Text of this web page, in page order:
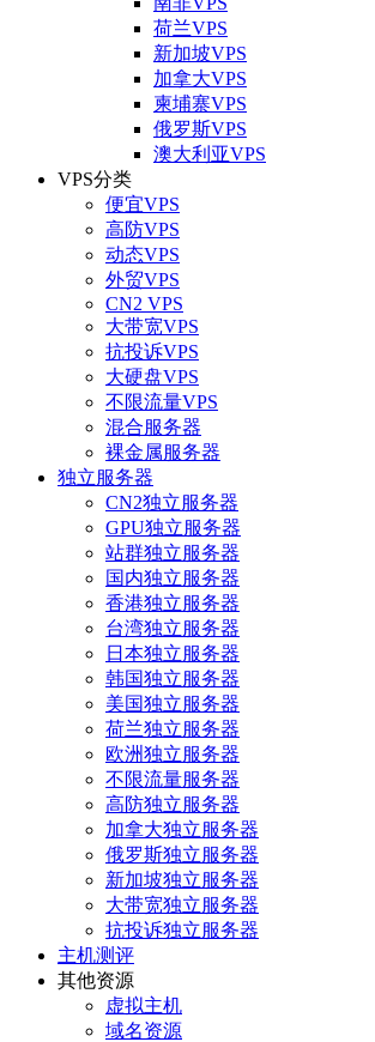
荷兰VPS
新加坡VPS
加拿大VPS
柬埔寨VPS
俄罗斯VPS
澳大利亚VPS
VPS分类
便宜VPS
高防VPS
动态VPS
外贸VPS
CN2 VPS
大带宽VPS
抗投诉VPS
大硬盘VPS
不限流量VPS
混合服务器
裸金属服务器
独立服务器
CN2独立服务器
GPU独立服务器
站群独立服务器
国内独立服务器
香港独立服务器
台湾独立服务器
日本独立服务器
韩国独立服务器
美国独立服务器
荷兰独立服务器
欧洲独立服务器
不限流量服务器
高防独立服务器
加拿大独立服务器
俄罗斯独立服务器
新加坡独立服务器
大带宽独立服务器
抗投诉独立服务器
主机测评
其他资源
虚拟主机
域名资源